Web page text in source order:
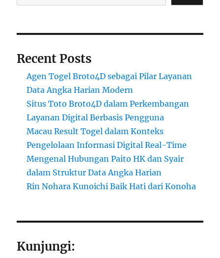
Recent Posts
Agen Togel Broto4D sebagai Pilar Layanan
Data Angka Harian Modern
Situs Toto Broto4D dalam Perkembangan
Layanan Digital Berbasis Pengguna
Macau Result Togel dalam Konteks
Pengelolaan Informasi Digital Real-Time
Mengenal Hubungan Paito HK dan Syair
dalam Struktur Data Angka Harian
Rin Nohara Kunoichi Baik Hati dari Konoha
Kunjungi: